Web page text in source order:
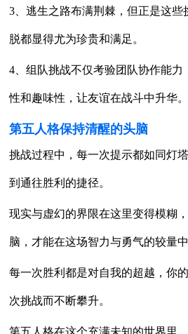
3、逃生之路布满荆棘，但正是这些
脱都显得尤为珍贵和满足。
4、组队挑战不仅考验团队协作能力
性和趣味性，让友谊在战斗中升华。
第五人格保持清醒的头脑
挑战过程中，每一次提示都如同灯
到通往胜利的捷径。
现实与虚幻的界限在这里变得模糊
脑，才能在这场智力与勇气的较量中
每一次胜利都是对自我的超越，你
次挑战而不断攀升。
第五人格在这个充满未知的世界里